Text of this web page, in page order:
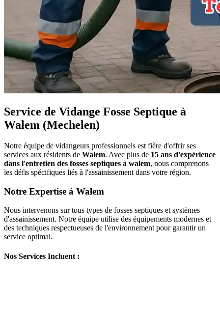
Service de Vidange Fosse Septique à
Walem (Mechelen)
Notre équipe de vidangeurs professionnels est fière d'offrir ses
services aux résidents de Walem. Avec plus de 15 ans d'expérience
dans l'entretien des fosses septiques à walem, nous comprenons
les défis spécifiques liés à l'assainissement dans votre région.
Notre Expertise à Walem
Nous intervenons sur tous types de fosses septiques et systèmes
d'assainissement. Notre équipe utilise des équipements modernes et
des techniques respectueuses de l'environnement pour garantir un
service optimal.
Nos Services Incluent :